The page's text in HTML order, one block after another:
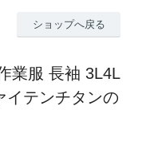
ショップへ戻る
服 長袖 3L4L
テンチタンの